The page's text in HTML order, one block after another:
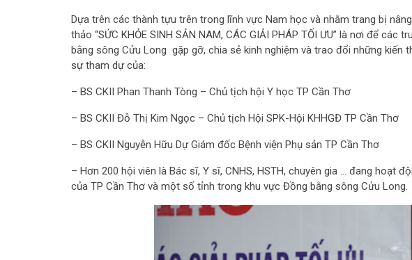
Dựa trên các thành tựu trên trong lĩnh vực Nam học và nhằm trang bị
thảo “SỨC KHỎE SINH SẢN NAM, CÁC GIẢI PHÁP TỐI ƯU” là nơi để các
bằng sông Cửu Long gặp gỡ, chia sẻ kinh nghiệm và trao đổi những kiến
sự tham dự của:
– BS CKII Phan Thanh Tòng – Chủ tịch hội Y học TP Cần Thơ
– BS CKII Đỗ Thị Kim Ngọc – Chủ tịch Hội SPK-Hội KHHGĐ TP Cần Thơ
– BS CKII Nguyễn Hữu Dự Giám đốc Bệnh viện Phụ sản TP Cần Thơ
– Hơn 200 hội viên là Bác sĩ, Y sĩ, CNHS, HSTH, chuyên gia … đang hoạt
của TP Cần Thơ và một số tỉnh trong khu vực Đồng bằng sông Cửu Long.